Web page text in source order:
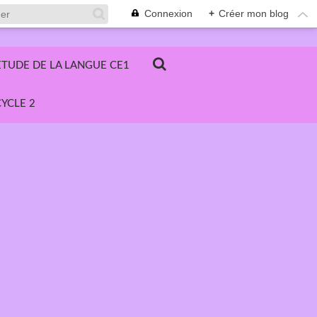
Connexion + Créer mon blog
DE LA LANGUE CE1
2